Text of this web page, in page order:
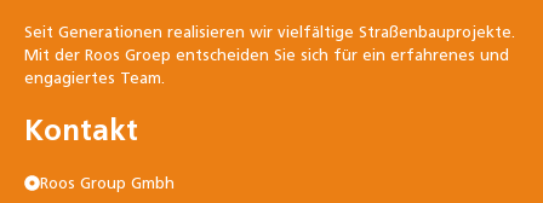
Seit Generationen realisieren wir vielfältige Straßenbauprojekte.
Mit der Roos Groep entscheiden Sie sich für ein erfahrenes und
engagiertes Team.
Kontakt
Roos Group Gmbh